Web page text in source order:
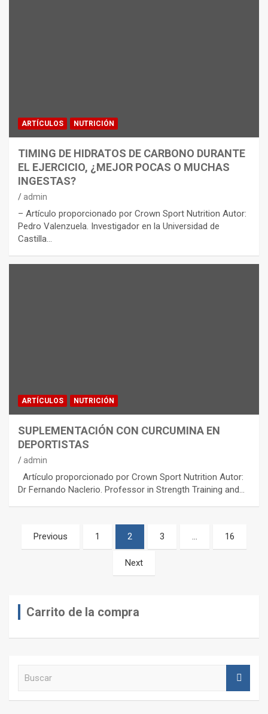
ARTÍCULOS NUTRICIÓN
TIMING DE HIDRATOS DE CARBONO DURANTE
EL EJERCICIO, ¿MEJOR POCAS O MUCHAS
INGESTAS?
admin
– Artículo proporcionado por Crown Sport Nutrition Autor:
Pedro Valenzuela. Investigador en la Universidad de
Castilla…
ARTÍCULOS NUTRICIÓN
SUPLEMENTACIÓN CON CURCUMINA EN
DEPORTISTAS
admin
Artículo proporcionado por Crown Sport Nutrition Autor:
Dr Fernando Naclerio. Professor in Strength Training and…
Paginación
de
Previous 1 2 3 … 16
Next
Carrito de la compra